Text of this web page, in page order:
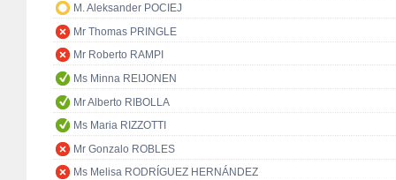
M. Aleksander POCIEJ
Mr Thomas PRINGLE
Mr Roberto RAMPI
Ms Minna REIJONEN
Mr Alberto RIBOLLA
Ms Maria RIZZOTTI
Mr Gonzalo ROBLES
Ms Melisa RODRÍGUEZ HERNÁNDEZ